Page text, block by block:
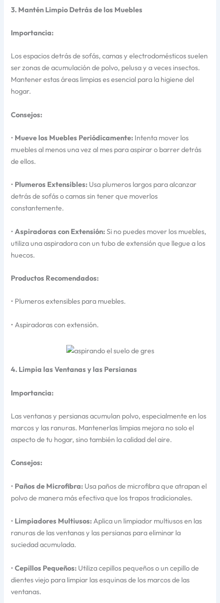
3. Mantén Limpio Detrás de los Muebles
Importancia:
Los espacios detrás de sofás, camas y electrodomésticos suelen
ser zonas de acumulación de polvo, pelusa y a veces insectos.
Mantener estas áreas limpias es esencial para la higiene del
hogar.
Consejos:
• Mueve los Muebles Periódicamente: Intenta mover los
muebles al menos una vez al mes para aspirar o barrer detrás
de ellos.
• Plumeros Extensibles: Usa plumeros largos para alcanzar
detrás de sofás o camas sin tener que moverlos
constantemente.
• Aspiradoras con Extensión:Si no puedes mover los muebles,
utiliza una aspiradora con un tubo de extensión que llegue a los
huecos.
Productos Recomendados:
• Plumeros extensibles para muebles.
• Aspiradoras con extensión.
4. Limpia las Ventanas y las Persianas
Importancia:
Las ventanas y persianas acumulan polvo, especialmente en los
marcos y las ranuras. Mantenerlas limpias mejora no solo el
aspecto de tu hogar, sino también la calidad del aire.
Consejos:
• Paños de Microfibra: Usa paños de microfibra que atrapan el
polvo de manera más efectiva que los trapos tradicionales.
• Limpiadores Multiusos:Aplica un limpiador multiusos en las
ranuras de las ventanas y las persianas para eliminar la
suciedad acumulada.
•Cepillos Pequeños: Utiliza cepillos pequeños o un cepillo de
dientes viejo para limpiar las esquinas de los marcos de las
ventanas.